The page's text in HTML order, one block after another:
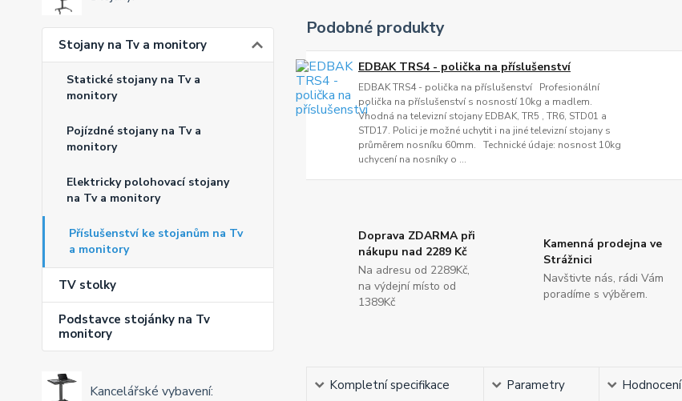
Stojany na Tv a monitory
Statické stojany na Tv a
monitory
Pojízdné stojany na Tv a
monitory
Elektricky polohovací stojany
na Tv a monitory
Příslušenství ke stojanům na Tv
a monitory
TV stolky
Podstavce stojánky na Tv
monitory
Kancelářské vybavení:
Podobné produkty
EDBAK TRS4 - polička na příslušenství
EDBAK TRS4 - polička na příslušenství Profesionální
polička na příslušenství s nosností 10kg a madlem.
Vhodná na televizní stojany EDBAK, TR5 , TR6, STD01 a
STD17. Polici je možné uchytit i na jiné televizní stojany s
průměrem nosníku 60mm. Technické údaje: nosnost 10kg
uchycení na nosníky o ...
Doprava ZDARMA při
nákupu nad 2289 Kč
Na adresu od 2289Kč,
na výdejní místo od
1389Kč
Kamenná prodejna ve
Strážnici
Navštivte nás, rádi Vám
poradíme s výběrem.
Kompletní specifikace Parametry Hodnocení